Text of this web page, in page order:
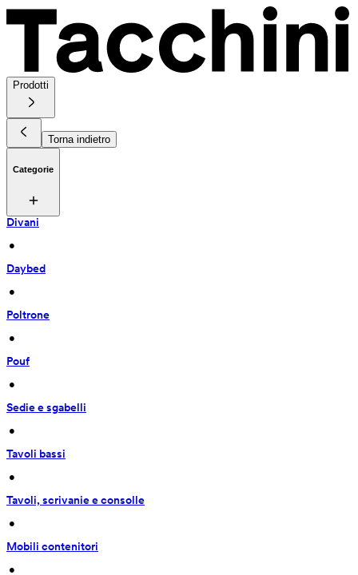
Prodotti
Torna indietro
Categorie
Divani
•
Daybed
•
Poltrone
•
Pouf
•
Sedie e sgabelli
•
Tavoli bassi
•
Tavoli, scrivanie e consolle
•
Mobili contenitori
•